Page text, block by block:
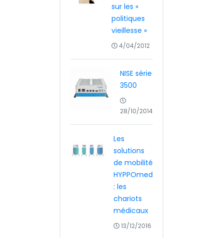
sur les «
politiques
vieillesse »
4/04/2012
NISE série
3500
28/10/2014
Les
solutions
de mobilité
HYPPOmed
: les
chariots
médicaux
13/12/2016